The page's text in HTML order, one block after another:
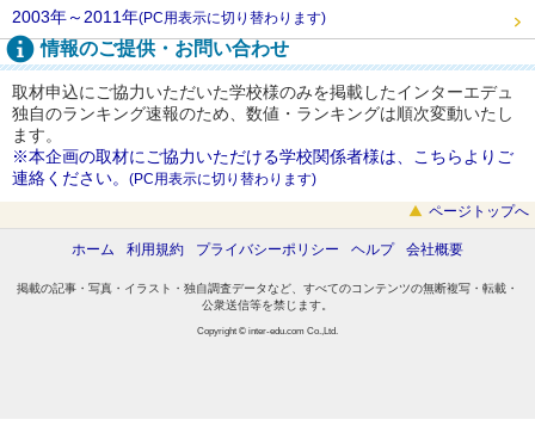
2003年～2011年(PC用表示に切り替わります)
情報のご提供・お問い合わせ
取材申込にご協力いただいた学校様のみを掲載したインターエデュ
独自のランキング速報のため、数値・ランキングは順次変動いたし
ます。
※本企画の取材にご協力いただける学校関係者様は、こちらよりご
連絡ください。 (PC用表示に切り替わります)
ページトップへ
ホーム 利用規約 プライバシーポリシー ヘルプ 会社概要
掲載の記事・写真・イラスト・独自調査データなど、すべてのコンテンツの無断複写・転載・
公衆送信等を禁じます。
Copyright © inter-edu.com Co.,Ltd.